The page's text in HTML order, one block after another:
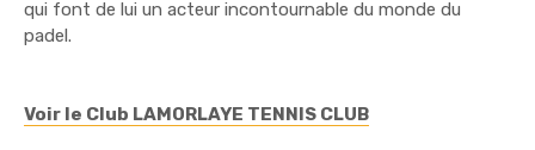
qui font de lui un acteur incontournable du monde du
padel.
Voir le Club LAMORLAYE TENNIS CLUB